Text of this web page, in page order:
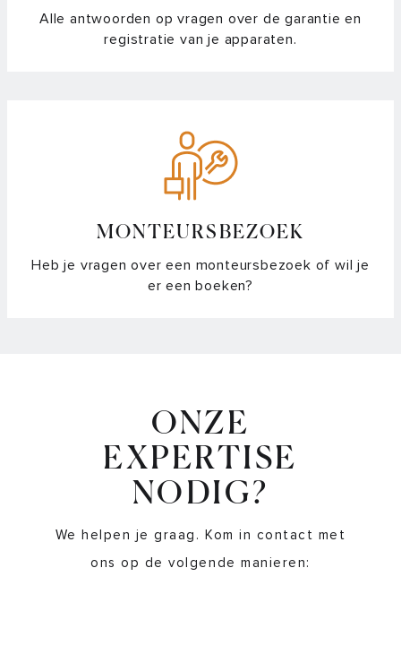
Alle antwoorden op vragen over de garantie en
registratie van je apparaten.
MONTEURSBEZOEK
Heb je vragen over een monteursbezoek of wil je
er een boeken?
ONZE
EXPERTISE
NODIG?
We helpen je graag. Kom in contact met
ons op de volgende manieren: